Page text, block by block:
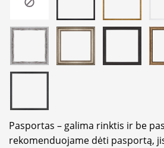
Pasportas – galima rinktis ir be
rekomenduojame dėti pasportą,